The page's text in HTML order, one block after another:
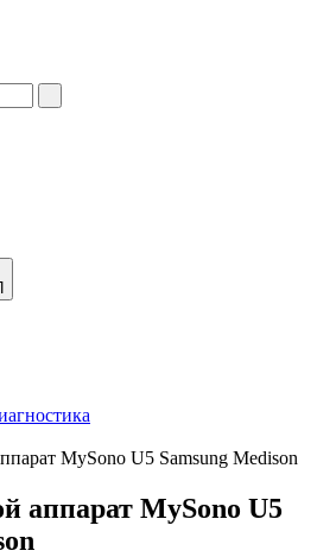
MySono U5 Samsung Medison
аппарат MySono U5